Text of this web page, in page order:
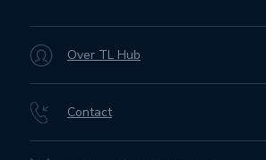
Over TL Hub
Contact